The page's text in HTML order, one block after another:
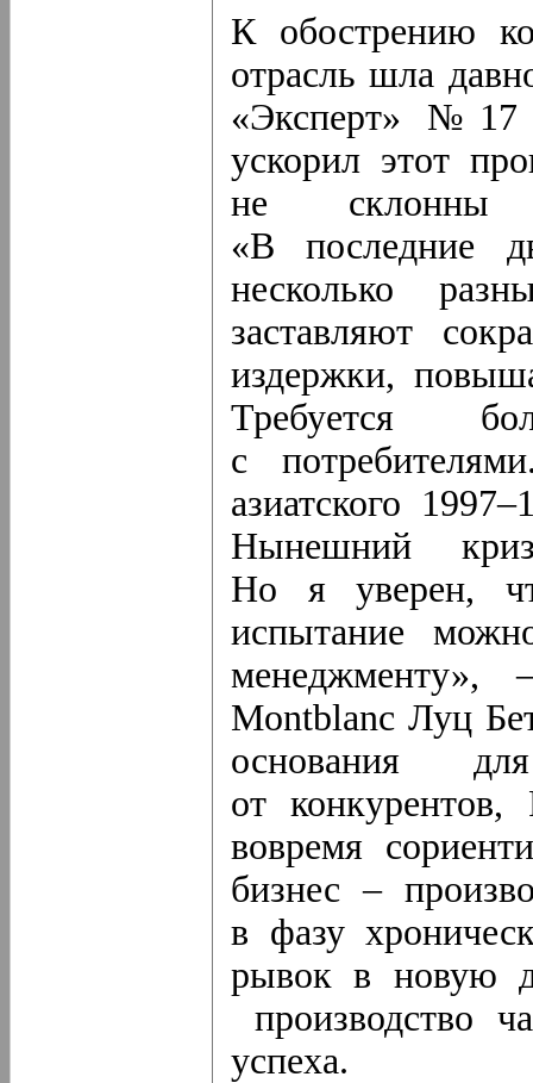
К обострению
отрасль шла
«Эксперт» №17
ускорил этот
не склонны
«В последние
несколько
заставляют
издержки,
Требуется
с
азиатского
Нынешний
Но я уверен,
испытание
менеджменту»,
Montblanc Луц
основания
от
вовремя
бизнес –
в фазу
рывок в новую
производство
успеха.